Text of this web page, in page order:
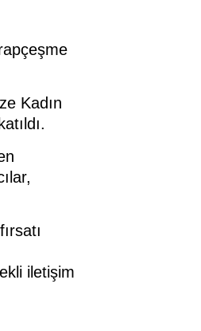
Kadın
iletişim